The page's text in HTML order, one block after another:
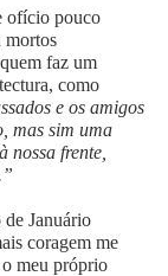
ofício pouco
mortos
faz um
como
e os amigos
mas sim uma
nossa frente,
Januário
coragem me
meu próprio